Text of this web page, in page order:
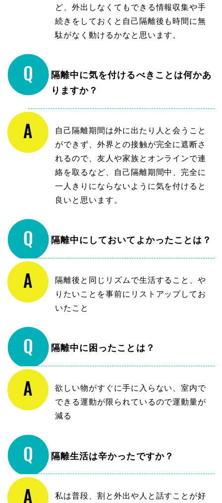
ど、外出しなくてもできる情報収集や手
続きをしておくと自己隔離後も時間に無
駄がなく動けるかなと思います。
隔離中に気を付けるべきことは何かあ
りますか？
自己隔離期間は外に出たり人と会うこと
ができず、外界との接触が完全に遮断さ
れるので、友人や家族とオンラインで連
絡を取るなど、自己隔離期間中、完全に
一人きりにならないように気を付けると
良いと思います。
隔離中にしておいてよかったことは？
隔離後と同じリズムで生活すること、や
りたいことを事前にリストアップしてお
いたこと
隔離中に困ったことは？
欲しい物がすぐに手に入らない、室内で
できる運動が限られているので運動量が
減る
隔離生活は辛かったですか？
私は普段、割と外出や人と話すことが好